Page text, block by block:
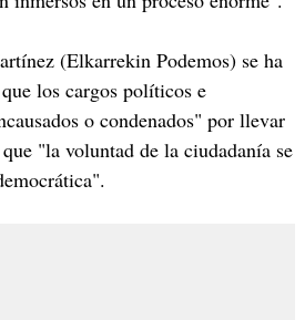
(Elkarrekin Podemos) se ha
los cargos políticos e
o condenados" por llevar
"la voluntad de la ciudadanía se